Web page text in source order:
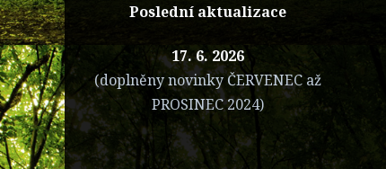
Poslední aktualizace
17. 6. 2026
(doplněny novinky ČERVENEC až
PROSINEC 2024)